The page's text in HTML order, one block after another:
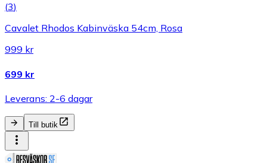
(3)
Cavalet Rhodos Kabinväska 54cm, Rosa
999 kr
699 kr
Leverans: 2-6 dagar
Till butik